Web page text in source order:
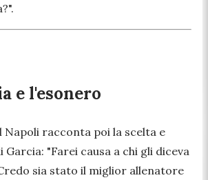
".
e l'esonero
Napoli racconta poi la scelta e
Garcia: "Farei causa a chi gli diceva
sia stato il miglior allenatore